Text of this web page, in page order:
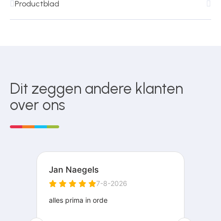
Productblad
Dit zeggen andere klanten
over ons